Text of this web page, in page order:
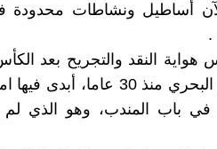
أساطيل ونشاطات محدودة
.
النقد والتجريح بعد
من رحيق العناقيد، رغم انه ترك العمل البحري
باب المندب، وهو الذي لم